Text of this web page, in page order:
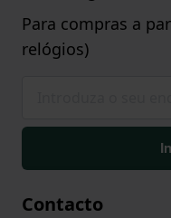
Para compras a
relógios)
Contacto